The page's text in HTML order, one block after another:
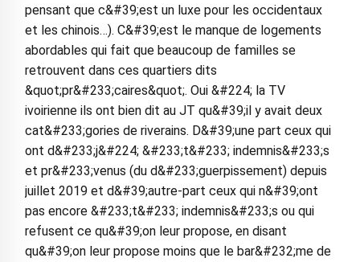
pensant que c&#39;est un luxe pour les occidentaux
et les chinois…). C&#39;est le manque de logements
abordables qui fait que beaucoup de familles se
retrouvent dans ces quartiers dits
&quot;pr&#233;caires&quot;. Oui &#224; la TV
ivoirienne ils ont bien dit au JT qu&#39;il y avait deux
cat&#233;gories de riverains. D&#39;une part ceux qui
ont d&#233;j&#224; &#233;t&#233; indemnis&#233;s
et pr&#233;venus (du d&#233;guerpissement) depuis
juillet 2019 et d&#39;autre-part ceux qui n&#39;ont
pas encore &#233;t&#233; indemnis&#233;s ou qui
refusent ce qu&#39;on leur propose, en disant
qu&#39;on leur propose moins que le bar&#232;me de